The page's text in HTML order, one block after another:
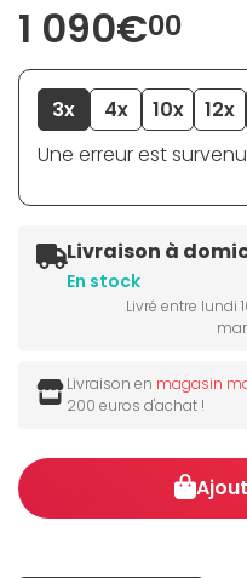
1 090€00
3x 4x 10x 12x
Une erreur est
Livraison à
En stock
Livré entre lundi
Livraison en magasin
200 euros d'achat !